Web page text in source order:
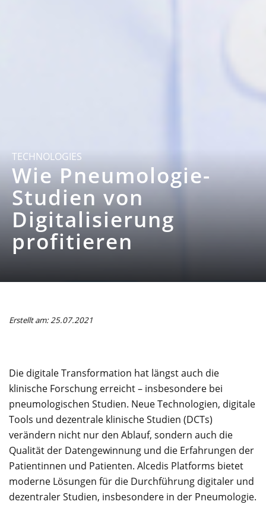
TECHNOLOGIES
Wie Pneumologie-
Studien von
Digitalisierung
profitieren
Erstellt am: 25.07.2021
Die digitale Transformation hat längst auch die
klinische Forschung erreicht – insbesondere bei
pneumologischen Studien. Neue Technologien, digitale
Tools und dezentrale klinische Studien (DCTs)
verändern nicht nur den Ablauf, sondern auch die
Qualität der Datengewinnung und die Erfahrungen der
Patientinnen und Patienten. Alcedis Platforms bietet
moderne Lösungen für die Durchführung digitaler und
dezentraler Studien, insbesondere in der Pneumologie.